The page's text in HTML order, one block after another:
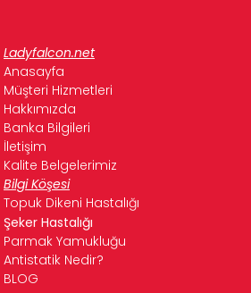
Ladyfalcon.net
Anasayfa
Müşteri Hizmetleri
Hakkımızda
Banka Bilgileri
İletişim
Kalite Belgelerimiz
Bilgi Köşesi
Topuk Dikeni Hastalığı
Şeker Hastalığı
Parmak Yamukluğu
Antistatik Nedir?
BLOG